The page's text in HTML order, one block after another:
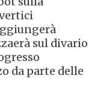
sul divario
da parte delle